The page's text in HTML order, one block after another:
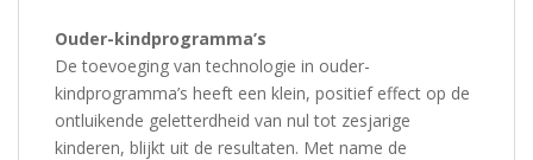
Ouder-kindprogramma’s
De toevoeging van technologie in ouder-
kindprogramma’s heeft een klein, positief effect op de
ontluikende geletterdheid van nul tot zesjarige
kinderen, blijkt uit de resultaten. Met name de